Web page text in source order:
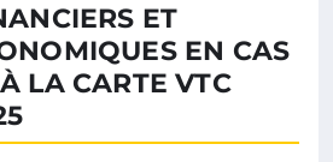
ET
EN CAS
LA CARTE VTC